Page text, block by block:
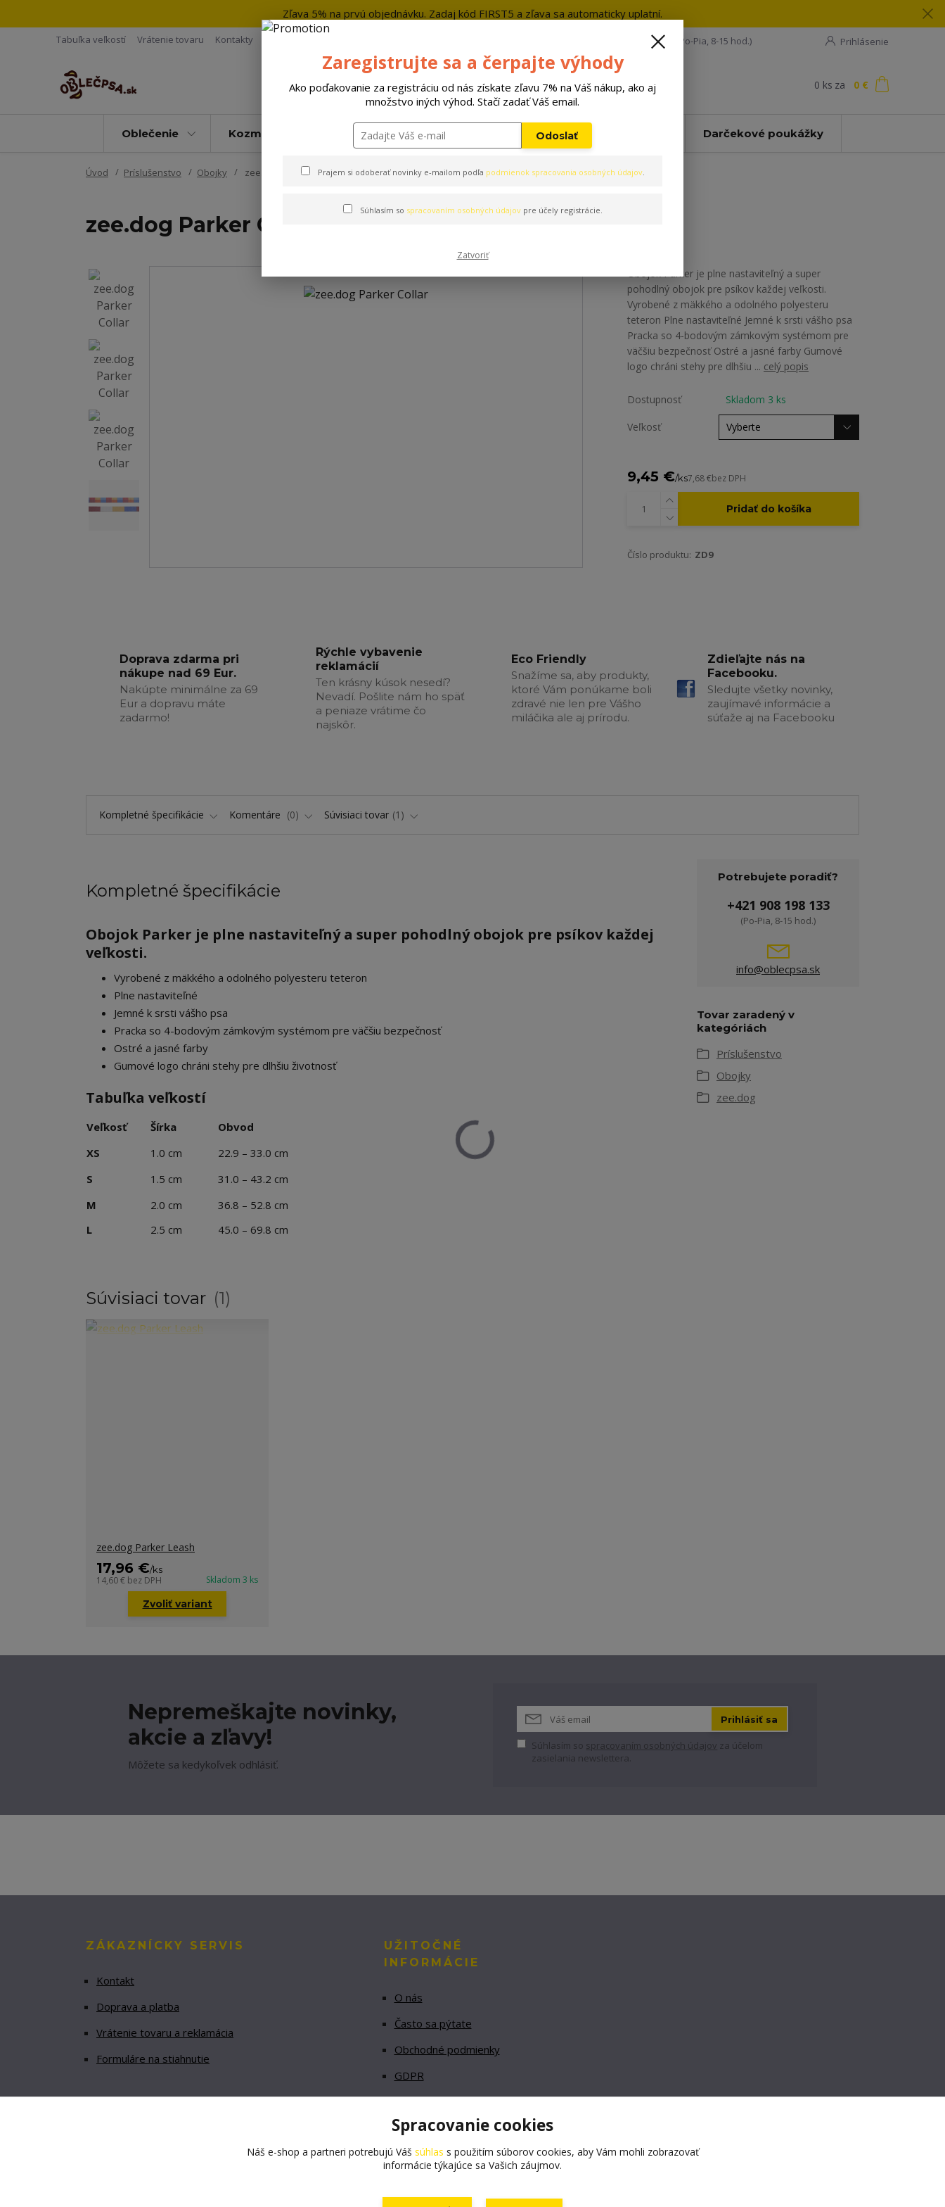
Zľava 5% na prvú objednávku. Zadaj kód FIRST5 a zľava sa automaticky uplatní.
Tabuľka veľkostí Vrátenie tovaru Kontakty Prihlásenie
Hľadať
+421 908 198 133 (Po-Pia, 8-15 hod.)
0 ks za 0 €
Oblečenie Kozmetika Hračky Pelechy Príslušenstvo Darčekové poukážky
Úvod Príslušenstvo Obojky zee.dog Parker Collar
zee.dog Parker Collar
Obojok Parker je plne nastaviteľný a super
pohodlný obojok pre psíkov každej veľkosti.
Vyrobené z mäkkého a odolného polyesteru
teteron Plne nastaviteľné Jemné k srsti vášho psa
Pracka so 4-bodovým zámkovým systémom pre
väčšiu bezpečnosť Ostré a jasné farby Gumové
logo chráni stehy pre dlhšiu ... celý popis
Dostupnosť Skladom 3 ks
Veľkosť
9,45 €/ks7,68 €bez DPH
Pridať do košíka
Číslo produktu: ZD9
Doprava zdarma pri
nákupe nad 69 Eur.
Nakúpte minimálne za 69
Eur a dopravu máte
zadarmo!
Rýchle vybavenie
reklamácií
Ten krásny kúsok nesedí?
Nevadí. Pošlite nám ho späť
a peniaze vrátime čo
najskôr.
Eco Friendly
Snažíme sa, aby produkty,
ktoré Vám ponúkame boli
zdravé nie len pre Vášho
miláčika ale aj prírodu.
Zdieľajte nás na
Facebooku.
Sledujte všetky novinky,
zaujímavé informácie a
súťaže aj na Facebooku
Kompletné špecifikácie Komentáre 0 Súvisiaci tovar 1
Kompletné špecifikácie
Obojok Parker je plne nastaviteľný a super pohodlný obojok pre psíkov každej
veľkosti.
Vyrobené z mäkkého a odolného polyesteru teteron
Plne nastaviteľné
Jemné k srsti vášho psa
Pracka so 4-bodovým zámkovým systémom pre väčšiu bezpečnosť
Ostré a jasné farby
Gumové logo chráni stehy pre dlhšiu životnosť
Tabuľka veľkostí
Veľkosť Šírka
Obvod
XS
1.0 cm
22.9 – 33.0 cm
S
1.5 cm
31.0 – 43.2 cm
M
2.0 cm
36.8 – 52.8 cm
L
2.5 cm 45.0 – 69.8 cm
Potrebujete poradiť?
+421 908 198 133
(Po-Pia, 8-15 hod.)
info@oblecpsa.sk
Tovar zaradený v
kategóriách
Príslušenstvo
Obojky
zee.dog
Súvisiaci tovar 1
zee.dog Parker Leash
17,96 €/ks
14,60 € bez DPH Skladom 3 ks
Zvoliť variant
Nepremeškajte novinky,
akcie a zľavy!
Môžete sa kedykoľvek odhlásiť.
Prihlásiť sa
Súhlasím so spracovaním osobných údajov za účelom
zasielania newslettera.
ZÁKAZNÍCKY SERVIS
Kontakt
Doprava a platba
Vrátenie tovaru a reklamácia
Formuláre na stiahnutie
UŽITOČNÉ
INFORMÁCIE
O nás
Často sa pýtate
Obchodné podmienky
GDPR
Vytvorené na Eshop-rychlo.sk
Zaregistrujte sa a čerpajte výhody
Ako poďakovanie za registráciu od nás získate zľavu 7% na Váš nákup, ako aj
množstvo iných výhod. Stačí zadať Váš email.
Odoslať
Prajem si odoberať novinky e-mailom podľa podmienok spracovania osobných údajov.
Súhlasím so spracovaním osobných údajovpre účely registrácie.
Zatvoriť
Spracovanie cookies
Náš e-shop a partneri potrebujú Váš súhlas s použitím súborov cookies, aby Vám mohli zobrazovať
informácie týkajúce sa Vašich záujmov.